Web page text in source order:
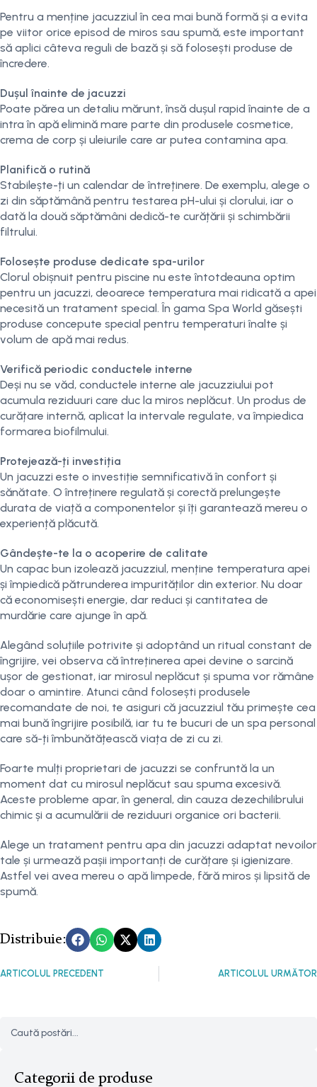
Pentru a menține jacuzziul în cea mai bună formă și a evita
pe viitor orice episod de miros sau spumă, este important
să aplici câteva reguli de bază și să folosești produse de
încredere.
Dușul înainte de jacuzzi
Poate părea un detaliu mărunt, însă dușul rapid înainte de a
intra în apă elimină mare parte din produsele cosmetice,
crema de corp și uleiurile care ar putea contamina apa.
Planifică o rutină
Stabilește-ți un calendar de întreținere. De exemplu, alege o
zi din săptămână pentru testarea pH-ului și clorului, iar o
dată la două săptămâni dedică-te curățării și schimbării
filtrului.
Folosește produse dedicate spa-urilor
Clorul obișnuit pentru piscine nu este întotdeauna optim
pentru un jacuzzi, deoarece temperatura mai ridicată a apei
necesită un tratament special. În gama Spa World găsești
produse concepute special pentru temperaturi înalte și
volum de apă mai redus.
Verifică periodic conductele interne
Deși nu se văd, conductele interne ale jacuzziului pot
acumula reziduuri care duc la miros neplăcut. Un produs de
curățare internă, aplicat la intervale regulate, va împiedica
formarea biofilmului.
Protejează-ți investiția
Un jacuzzi este o investiție semnificativă în confort și
sănătate. O întreținere regulată și corectă prelungește
durata de viață a componentelor și îți garantează mereu o
experiență plăcută.
Gândește-te la o acoperire de calitate
Un capac bun izolează jacuzziul, menține temperatura apei
și împiedică pătrunderea impurităților din exterior. Nu doar
că economisești energie, dar reduci și cantitatea de
murdărie care ajunge în apă.
Alegând soluțiile potrivite și adoptând un ritual constant de
îngrijire, vei observa că întreținerea apei devine o sarcină
ușor de gestionat, iar mirosul neplăcut și spuma vor rămâne
doar o amintire. Atunci când folosești produsele
recomandate de noi, te asiguri că jacuzziul tău primește cea
mai bună îngrijire posibilă, iar tu te bucuri de un spa personal
care să-ți îmbunătățească viața de zi cu zi.
Foarte mulți proprietari de jacuzzi se confruntă la un
moment dat cu mirosul neplăcut sau spuma excesivă.
Aceste probleme apar, în general, din cauza dezechilibrului
chimic și a acumulării de reziduuri organice ori bacterii.
Alege un tratament pentru apa din jacuzzi adaptat nevoilor
tale și urmează pașii importanți de curățare și igienizare.
Astfel vei avea mereu o apă limpede, fără miros și lipsită de
spumă.
Distribuie:
ARTICOLUL PRECEDENT ARTICOLUL URMĂTOR
Categorii de produse